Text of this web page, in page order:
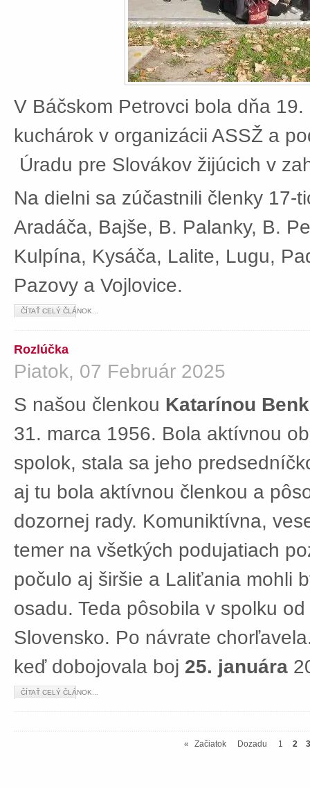
V Báčskom Petrovci bola dňa
kuchárok v organizácii ASSŽ a
Úradu pre Slovákov žijúcich v
Na dielni sa zúčastnili členky 17-
Aradáča, Bajše, B. Palanky, B.
Kulpína, Kysáča, Lalite, Lugu,
Pazovy a Vojlovice.
ČÍTAŤ CELÝ ČLÁNOK...
Rozlúčka
Piatok, 07 Február 2025
S našou členkou Katarínou
31. marca 1956. Bola aktívnou
spolok, stala sa jeho
aj tu bola aktívnou členkou a
dozornej rady. Komuniktívna,
temer na všetkých podujatiach
počulo aj širšie a Laliťania mohli
osadu. Teda pôsobila v spolku
Slovensko. Po návrate
keď dobojovala boj 25. januára
ČÍTAŤ CELÝ ČLÁNOK...
« Začiatok Dozadu 1 2 3